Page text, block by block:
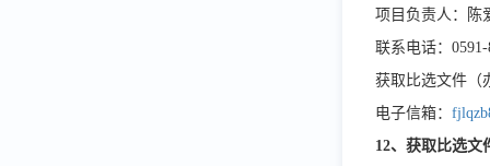
项目负责人：陈
联系电话：0591-
获取比选文件（
电子信箱：
12、获取 比选文